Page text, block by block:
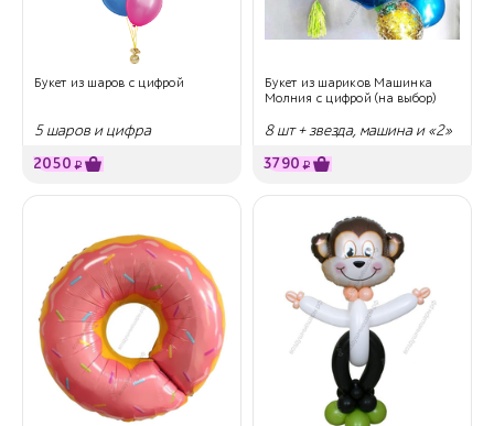
Букет из шаров с цифрой
5 шаров и цифра
2050 ₽
Букет из шариков Машинка
Молния с цифрой (на выбор)
8 шт + звезда, машина и «2»
3790 ₽